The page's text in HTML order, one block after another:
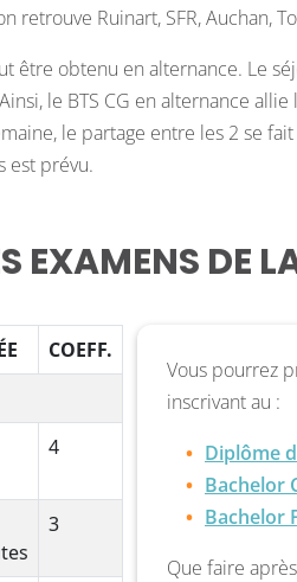
Ruinart, SFR, Auchan,
obtenu en alternance. Le
le BTS CG en alternance
le partage entre les 2 se
est prévu.
EXAMENS DE
COEFF.
4
3
Vous pourrez
inscrivant au :
Diplôme
Bachelor
Bachelor
Que faire